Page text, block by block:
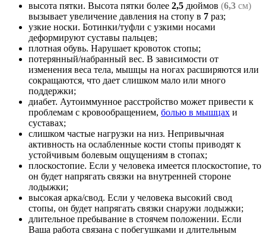
высота пятки. Высота пятки более 2,5 дюймов (6,3 см)
вызывает увеличение давления на стопу в 7 раз;
узкие носки. Ботинки/туфли с узкими носами
деформируют суставы пальцев;
плотная обувь. Нарушает кровоток стопы;
потерянный/набранный вес. В зависимости от
изменения веса тела, мышцы на ногах расширяются или
сокращаются, что дает слишком мало или много
поддержки;
диабет. Аутоиммунное расстройство может привести к
проблемам с кровообращением, болью в мышцах и
суставах;
слишком частые нагрузки на низ. Непривычная
активность на ослабленные кости стопы приводят к
устойчивым болевым ощущениям в стопах;
плоскостопие. Если у человека имеется плоскостопие, то
он будет напрягать связки на внутренней стороне
лодыжки;
высокая арка/свод. Если у человека высокий свод
стопы, он будет напрягать связки снаружи лодыжки;
длительное пребывание в стоячем положении. Если
Ваша работа связана с побегушками и длительным